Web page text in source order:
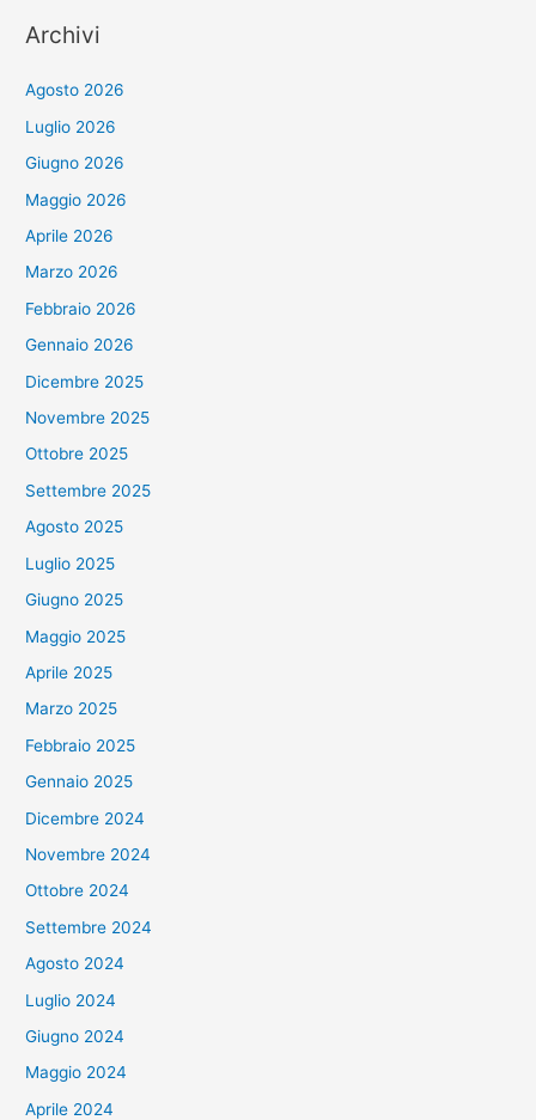
Archivi
Agosto 2026
Luglio 2026
Giugno 2026
Maggio 2026
Aprile 2026
Marzo 2026
Febbraio 2026
Gennaio 2026
Dicembre 2025
Novembre 2025
Ottobre 2025
Settembre 2025
Agosto 2025
Luglio 2025
Giugno 2025
Maggio 2025
Aprile 2025
Marzo 2025
Febbraio 2025
Gennaio 2025
Dicembre 2024
Novembre 2024
Ottobre 2024
Settembre 2024
Agosto 2024
Luglio 2024
Giugno 2024
Maggio 2024
Aprile 2024